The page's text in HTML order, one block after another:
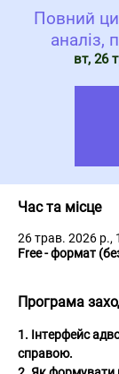
Повний
аналіз,
вт, 26
Час та місце
26 трав. 2026 р.,
Free - формат
Програма
1. Інтерфейс
справою.